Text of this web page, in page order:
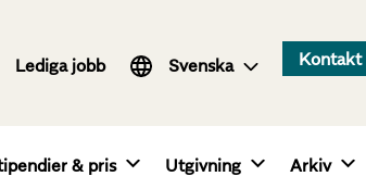
Lediga jobb Svenska
English Kontakt
& pris Utgivning Arkiv